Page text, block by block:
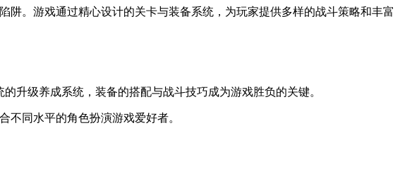
。游戏通过精心设计的关卡与装备系统，为玩家提供多样的战斗策略和丰富
升级养成系统，装备的搭配与战斗技巧成为游戏胜负的关键。
不同水平的角色扮演游戏爱好者。